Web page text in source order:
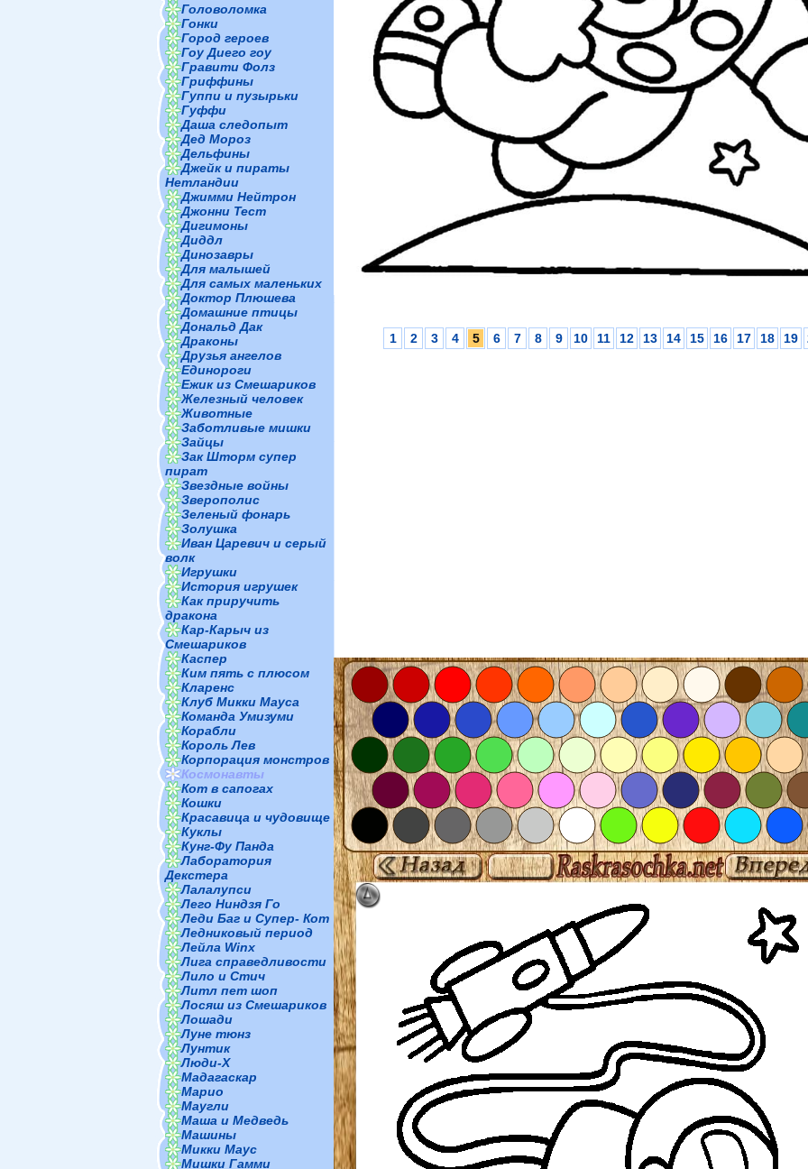
Головоломка
Гонки
Город героев
Гоу Диего гоу
Гравити Фолз
Гриффины
Гуппи и пузырьки
Гуффи
Даша следопыт
Дед Мороз
Дельфины
Джейк и пираты
Нетландии
Джимми Нейтрон
Джонни Тест
Дигимоны
Диддл
Динозавры
Для малышей
Для самых маленьких
Доктор Плюшева
Домашние птицы
Дональд Дак
Драконы
Друзья ангелов
Единороги
Ежик из Смешариков
Железный человек
Животные
Заботливые мишки
Зайцы
Зак Шторм супер
пират
Звездные войны
Зверополис
Зеленый фонарь
Золушка
Иван Царевич и серый
волк
Игрушки
История игрушек
Как приручить
дракона
Кар-Карыч из
Смешариков
Каспер
Ким пять с плюсом
Кларенс
Клуб Микки Мауса
Команда Умизуми
Корабли
Король Лев
Корпорация монстров
Космонавты
Кот в сапогах
Кошки
Красавица и чудовище
Куклы
Кунг-Фу Панда
Лаборатория
Декстера
Лалалупси
Лего Ниндзя Го
Леди Баг и Супер- Кот
Ледниковый период
Лейла Winx
Лига справедливости
Лило и Стич
Литл пет шоп
Лосяш из Смешариков
Лошади
Луне тюнз
Лунтик
Люди-Х
Мадагаскар
Марио
Маугли
Маша и Медведь
Машины
Микки Маус
Мишки Гамми
1 2 3 4 5 6 7 8 9 10 11 12 13 14 15 16 17 18 19